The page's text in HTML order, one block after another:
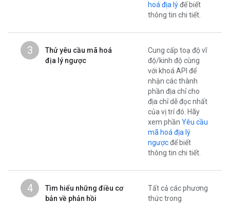
hoá địa lýđể biết
thông tin chi tiết.
3
Thử yêu cầu mã hoá
địa lý ngược
Cung cấp toạ độ vĩ
độ/kinh độ cùng
với khoá API để
nhận các thành
phần địa chỉ cho
địa chỉ dễ đọc nhất
của vị trí đó. Hãy
xem phần Yêu cầu
mã hoá địa lý
ngượcđể biết
thông tin chi tiết.
4
Tìm hiểu những điều cơ
bản về phản hồi
Tất cả các phương
thức trong